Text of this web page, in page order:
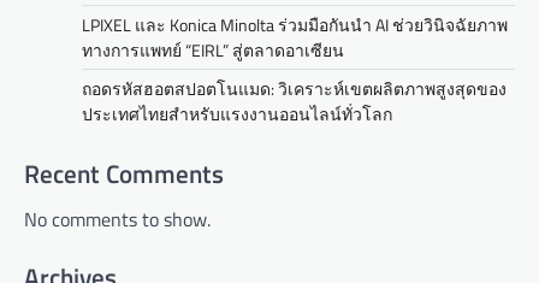
LPIXEL และ Konica Minolta ร่วมมือกันนำ AI ช่วยวินิจฉัยภาพ
ทางการแพทย์ “EIRL” สู่ตลาดอาเซียน
ถอดรหัสฮอตสปอตโนแมด: วิเคราะห์เขตผลิตภาพสูงสุดของ
ประเทศไทยสำหรับแรงงานออนไลน์ทั่วโลก
Recent Comments
No comments to show.